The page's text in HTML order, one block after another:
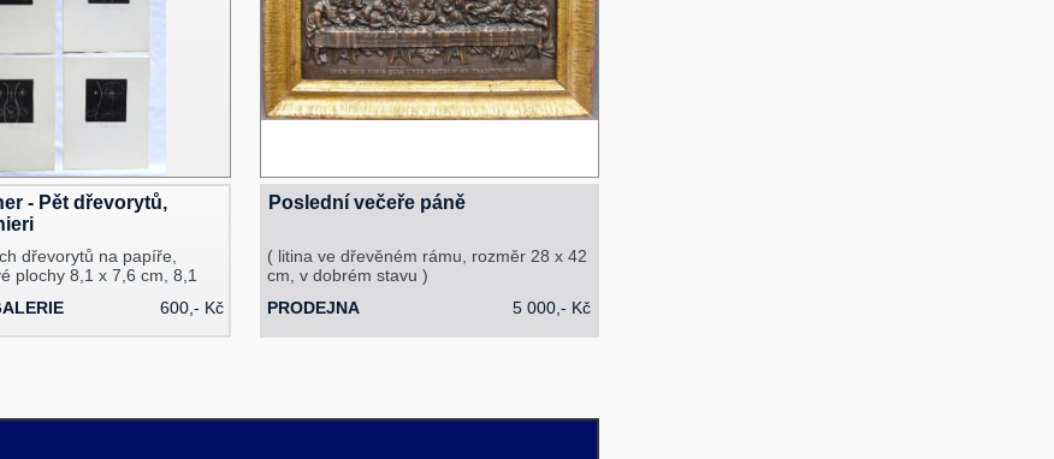
- Pět dřevorytů,
dřevorytů na papíře,
plochy 8,1 x 7,6 cm, 8,1
600,- Kč
Poslední večeře páně
( litina ve dřevěném rámu, rozměr 28 x 42
cm, v dobrém stavu )
PRODEJNA
5 000,- Kč